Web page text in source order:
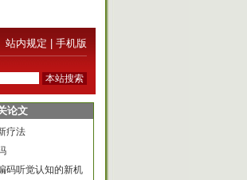
站内规定 手机版
论文
疗法
码听觉认知的新机